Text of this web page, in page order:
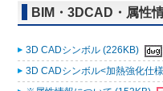
BIM・3DCAD・属性
3D CADシンボル (226KB)
3D CADシンボル<加熱強化仕